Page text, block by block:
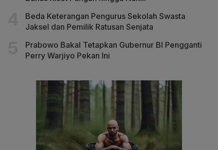
Beda Keterangan Pengurus Sekolah Swasta
Jaksel dan Pemilik Ratusan Senjata
Prabowo Bakal Tetapkan Gubernur BI Pengganti
Perry Warjiyo Pekan Ini